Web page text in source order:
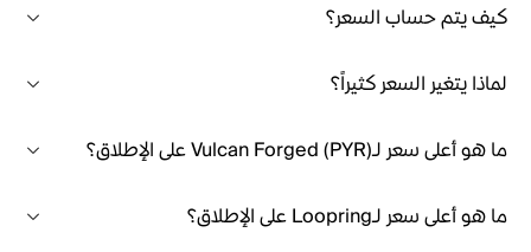
كيف يتم حساب السعر؟
لماذا يتغير السعر كثيراً؟
ما هو أعلى سعر لـVulcan Forged (PYR) على الإطلاق؟
ما هو أعلى سعر لـLoopring على الإطلاق؟